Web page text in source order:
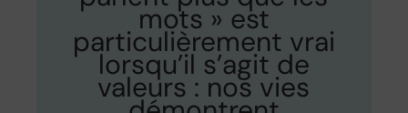
mots » est
particulièrement vrai
lorsqu’il s’agit de
valeurs : nos vies